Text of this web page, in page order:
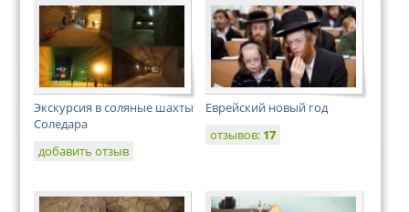
Экскурсия в соляные шахты
Соледара
добавить отзыв
Еврейский новый год
отзывов: 17